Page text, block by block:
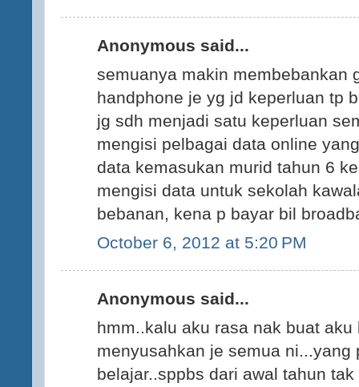
Anonymous said...
semuanya makin membebankan
handphone je yg jd keperluan tp
jg sdh menjadi satu keperluan
mengisi pelbagai data online
data kemasukan murid tahun 6
mengisi data untuk sekolah
bebanan, kena p bayar bil
October 6, 2012 at 5:20 PM
Anonymous said...
hmm..kalu aku rasa nak buat
menyusahkan je semua ni...yang
belajar..sppbs dari awal tahun